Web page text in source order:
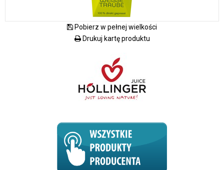
Pobierz w pełnej wielkości
Drukuj kartę produktu